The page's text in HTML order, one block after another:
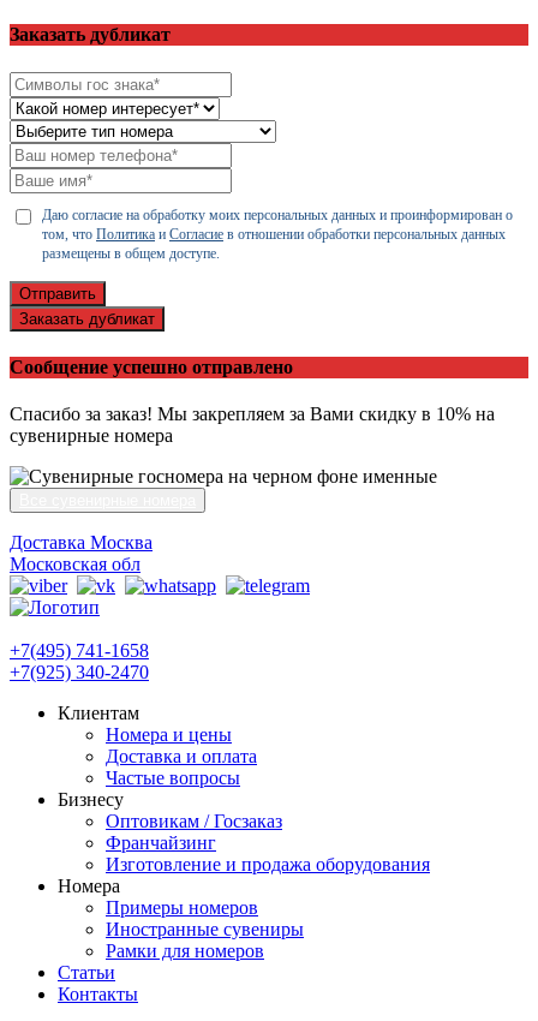
Заказать дубликат
Даю согласие на обработку моих персональных данных и проинформирован о
том, что Политика и Согласие в отношении обработки персональных данных
размещены в общем доступе.
Отправить
Заказать дубликат
Сообщение успешно отправлено
Спасибо за заказ! Мы закрепляем за Вами скидку в 10% на
сувенирные номера
Доставка Москва
Московская обл
+7(495) 741-1658
+7(925) 340-2470
Клиентам
Номера и цены
Доставка и оплата
Частые вопросы
Бизнесу
Оптовикам / Госзаказ
Франчайзинг
Изготовление и продажа оборудования
Номера
Примеры номеров
Иностранные сувениры
Рамки для номеров
Статьи
Контакты